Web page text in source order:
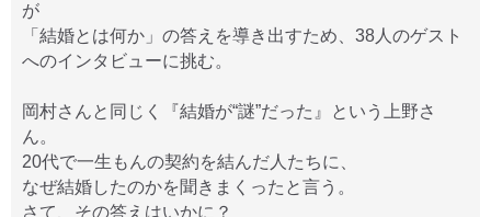
が
「結婚とは何か」の答えを導き出すため、38人のゲスト
へのインタビューに挑む。
岡村さんと同じく『結婚が“謎”だった』という上野さ
ん。
20代で一生もんの契約を結んだ人たちに、
なぜ結婚したのかを聞きまくったと言う。
さて、その答えはいかに？